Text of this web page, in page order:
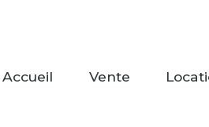
accueil vente